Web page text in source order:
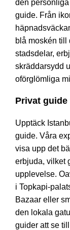
den
guide. Från
blå moskén till
stadsdelar,
skräddarsydd
oförglömliga
Privat
Upptäck
guide. Våra
visa upp det
erbjuda, vilket
upplevelse.
i Topkapi-
Bazaar eller
den lokala
guider att se